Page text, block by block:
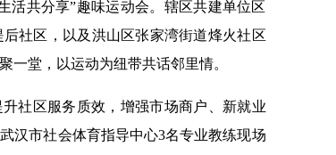
活共分享”趣味运动会。辖区共建单位区
社区，以及洪山区张家湾街道烽火社区
一堂，以运动为纽带共话邻里情。
社区服务质效，增强市场商户、新就业
汉市社会体育指导中心3名专业教练现场